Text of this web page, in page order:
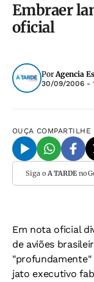
Embraer
oficial
PorAgencia
30/09/2006 -
OUÇA COMPARTILHE
Siga o A TARDEno
Em nota oficial
de aviões
"profundamente"
jato executivo